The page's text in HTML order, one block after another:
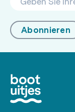
Abonnieren